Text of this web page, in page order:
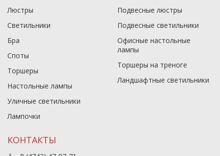
Люстры
Светильники
Бра
Споты
Торшеры
Настольные лампы
Уличные светильники
Лампочки
Подвесные люстры
Подвесные светильники
Офисные настольные
лампы
Торшеры на треноге
Ландшафтные светильники
КОНТАКТЫ